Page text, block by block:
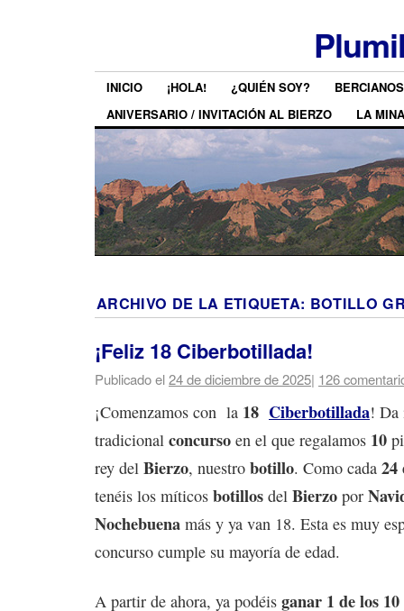
INICIO ¡HOLA! ¿QUIÉN SOY?
ANIVERSARIO / INVITACIÓN AL BIERZO
LA MINA
ARCHIVO DE LA ETIQUETA: BOTILLO
¡Feliz 18 Ciberbotillada!
Publicado el24 de diciembre de 2025| 126
¡Comenzamos con la 18 Ciberbotillada! Da
tradicional concurso en el que regalamos 10
rey del Bierzo, nuestro botillo. Como cada 24
tenéis los míticos botillos del Bierzo por
Nochebuena más y ya van 18. Esta es muy
concurso cumple su mayoría de edad.
A partir de ahora, ya podéis ganar 1 de los